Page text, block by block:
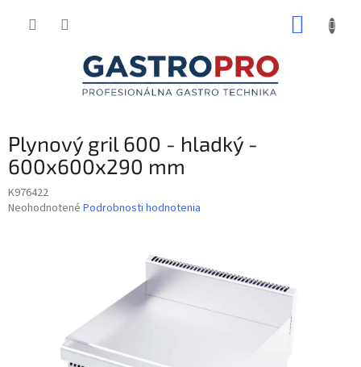
Plynový gril 600 - hladký -
600x600x290 mm
K976422
Priemerné
Neohodnotené Podrobnosti hodnotenia